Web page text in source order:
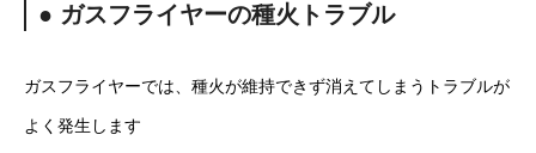
● ガスフライヤーの種火トラブル
ガスフライヤーでは、種火が維持できず消えてしまうトラブルが
よく発生します